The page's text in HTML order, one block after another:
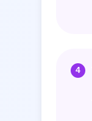
4